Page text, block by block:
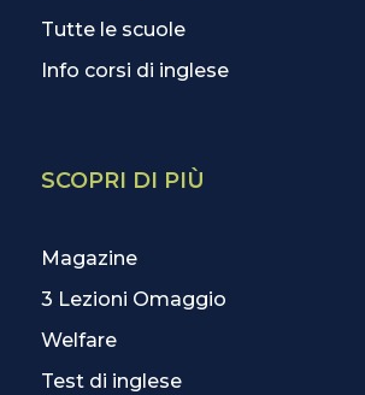
Tutte le scuole
Info corsi di inglese
SCOPRI DI PIÙ
Magazine
3 Lezioni Omaggio
Welfare
Test di inglese